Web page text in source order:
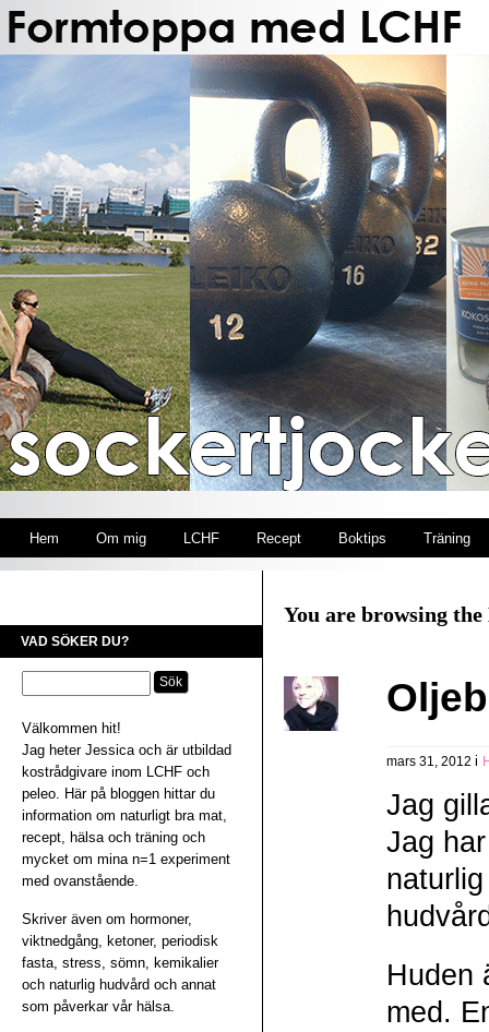
Hem Om mig LCHF Recept Boktips Träning
VAD SÖKER DU?
Välkommen hit!
Jag heter Jessica och är utbildad
kostrådgivare inom LCHF och
peleo. Här på bloggen hittar du
information om naturligt bra mat,
recept, hälsa och träning och
mycket om mina n=1 experiment
med ovanstående.
Skriver även om hormoner,
viktnedgång, ketoner, periodisk
fasta, stress, sömn, kemikalier
och naturlig hudvård och annat
som påverkar vår hälsa.
You are browsing
mars 31, 2012 i
Jag
Jag
Huden
med.